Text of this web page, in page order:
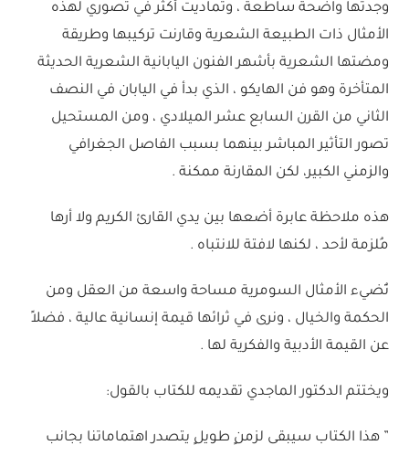
وجدتها واضحة ساطعة ، وتماديت أكثر في تصوري لهذه
الأمثال ذات الطبيعة الشعرية وقارنت تركيبها وطريقة
ومضتها الشعرية بأشهر الفنون اليابانية الشعرية الحديثة
المتأخرة وهو فن الهايكو ، الذي بدأ في اليابان في النصف
الثاني من القرن السابع عشر الميلادي ، ومن المستحيل
تصور التأثير المباشر بينهما بسبب الفاصل الجغرافي
والزمني الكبير، لكن المقارنة ممكنة .
هذه ملاحظة عابرة أضعها بين يدي القارئ الكريم ولا أرها
مُلزمة لأحد ، لكنها لافتة للانتباه .
تُضيء الأمثال السومرية مساحة واسعة من العقل ومن
الحكمة والخيال ، ونرى في ثرائها قيمة إنسانية عالية ، فضلاً
عن القيمة الأدبية والفكرية لها .
ويختتم الدكتور الماجدي تقديمه للكتاب بالقول:
” هذا الكتاب سيبقى لزمنٍ طويلٍ يتصدر اهتماماتنا بجانب